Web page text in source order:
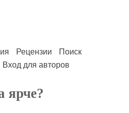
Рецензии
Поиск
Вход для авторов
ярче?